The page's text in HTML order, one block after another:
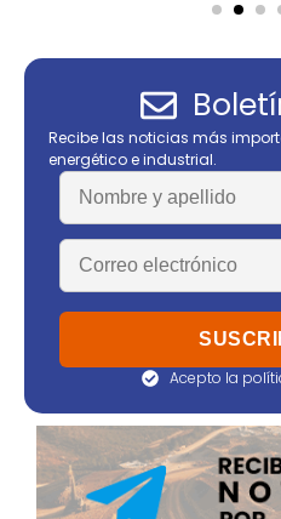
Recibe las noticias más
energético e industrial.
Acepto la